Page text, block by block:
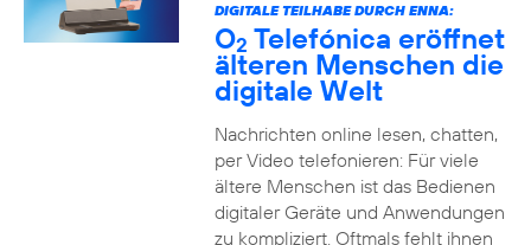
DIGITALE TEILHABE DURCH ENNA:
O2 Telefónica eröffnet
älteren Menschen die
digitale Welt
Nachrichten online lesen, chatten,
per Video telefonieren: Für viele
ältere Menschen ist das Bedienen
digitaler Geräte und Anwendungen
zu kompliziert. Oftmals fehlt ihnen